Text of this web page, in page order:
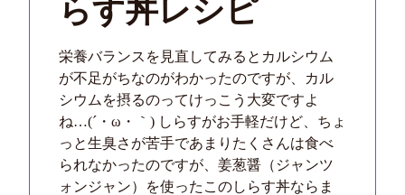
らす丼レシピ
栄養バランスを見直してみるとカルシウム
が不足がちなのがわかったのですが、カル
シウムを摂るのってけっこう大変ですよ
ね…(´・ω・｀) しらすがお手軽だけど、ちょ
っと生臭さが苦手であまりたくさんは食べ
られなかったのですが、姜葱醤（ジャンツ
ォンジャン）を使ったこのしらす丼ならま